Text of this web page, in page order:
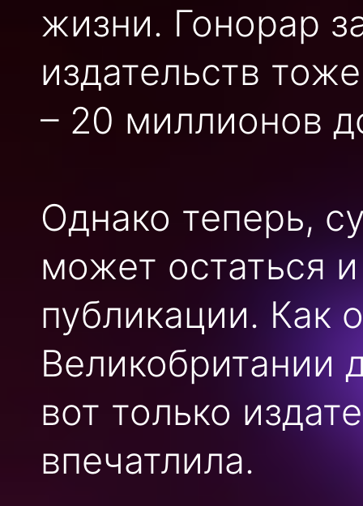
жизни. Гонорар
издательств
– 20 миллионов
Однако теперь,
может остаться
публикации. Как
Великобритании
вот только
впечатлила.